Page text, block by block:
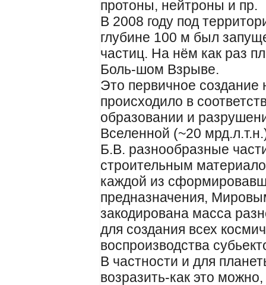
протоны, нейтроны и пр.
В 2008 году под
глубине 100 м был
частиц. На нём как раз
Боль-шом Взрыве.
Это первичное создание
происходило в
образовании и
Вселенной (~20
Б.В. разнообразные
строительным
каждой из
предназначения,
закодирована масса
для создания всех
воспроизводства
В частности и для
возразить-как это